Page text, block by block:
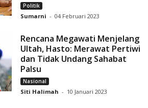
Politik
Sumarni - 04 Februari 2023
Rencana Megawati Menjelang
Ultah, Hasto: Merawat Pertiwi
dan Tidak Undang Sahabat
Palsu
Nasional
Siti Halimah - 10 Januari 2023